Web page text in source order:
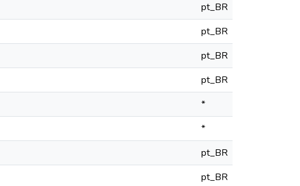
pt_BR
pt_BR
pt_BR
pt_BR
*
*
pt_BR
pt_BR